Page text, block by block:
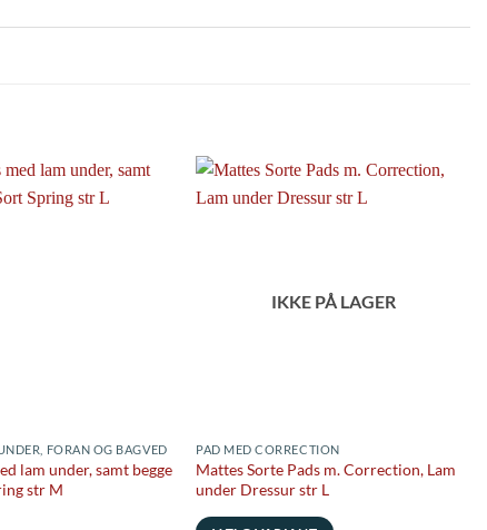
FORAN OG BAGVED
lam under, samt begge
str M
IKKE PÅ LAGER
PAD MED CORRECTION
Mattes Sorte Pads m. Correction, Lam
under Dressur str L